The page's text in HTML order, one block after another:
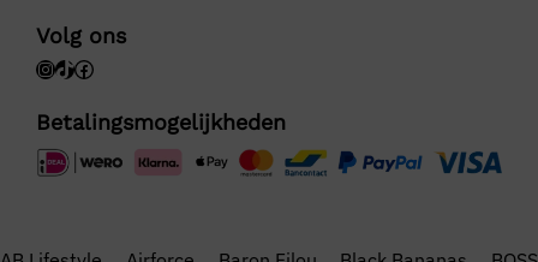
Volg ons
Betalingsmogelijkheden